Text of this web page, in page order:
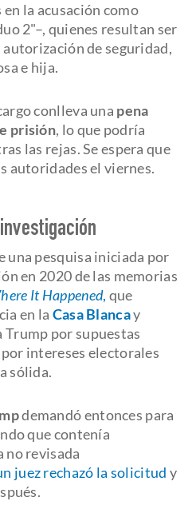
la acusación como
2"–, quienes resultan ser
de seguridad,
e hija.
conlleva una pena
prisión, lo que podría
las rejas. Se espera que
autoridades el viernes.
una pesquisa iniciada por
en 2020 de las memorias
It Happened, que
en la Casa Blancay
por supuestas
intereses electorales
sólida.
demandó entonces para
que contenía
no revisada
juez rechazó la solicitud y